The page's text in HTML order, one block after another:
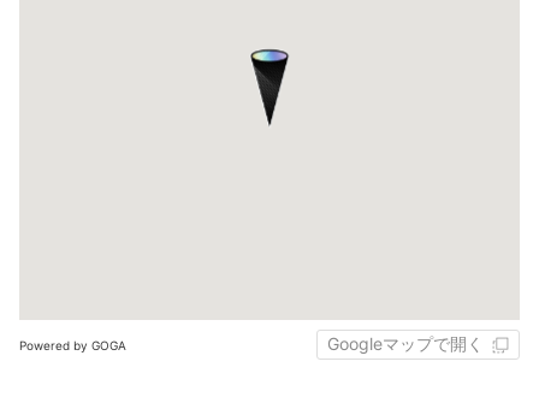
Powered by GOGA Googleマップで開く